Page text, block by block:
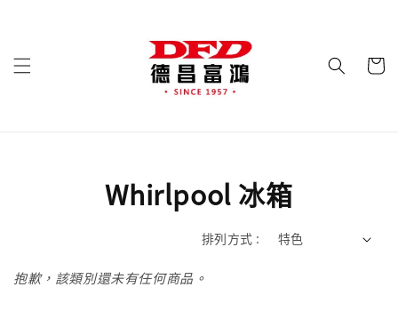
Whirlpool 冰箱
排列方式 :
抱歉，該類別還未有任何商品。